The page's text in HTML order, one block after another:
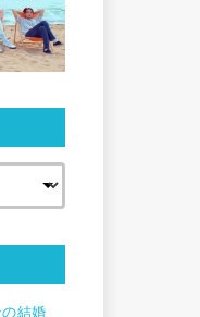
結婚